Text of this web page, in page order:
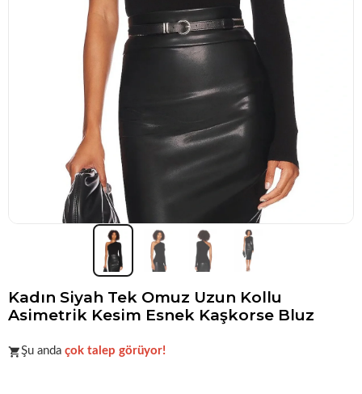
Kadın Siyah Tek Omuz Uzun Kollu
Asimetrik Kesim Esnek Kaşkorse Bluz
Koleksiyonunen sevilenparçalarından biri.
Şu anda çok talep görüyor!